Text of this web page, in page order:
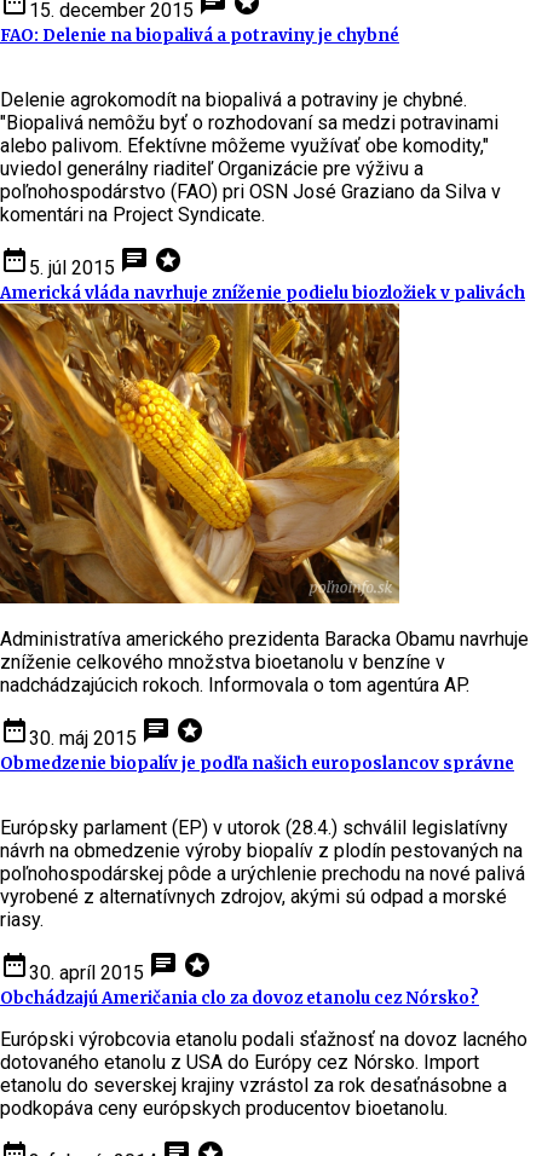
15. december 2015
FAO: Delenie na biopalivá a potraviny je chybné
Delenie agrokomodít na biopalivá a potraviny je chybné.
"Biopalivá nemôžu byť o rozhodovaní sa medzi potravinami
alebo palivom. Efektívne môžeme využívať obe komodity,"
uviedol generálny riaditeľ Organizácie pre výživu a
poľnohospodárstvo (FAO) pri OSN José Graziano da Silva v
komentári na Project Syndicate.
date_range 5. júl 2015 chat stars
Americká vláda navrhuje zníženie podielu biozložiek v palivách
Administratíva amerického prezidenta Baracka Obamu navrhuje
zníženie celkového množstva bioetanolu v benzíne v
nadchádzajúcich rokoch. Informovala o tom agentúra AP.
date_range30. máj 2015 chat stars
Obmedzenie biopalív je podľa našich europoslancov správne
Európsky parlament (EP) v utorok (28.4.) schválil legislatívny
návrh na obmedzenie výroby biopalív z plodín pestovaných na
poľnohospodárskej pôde a urýchlenie prechodu na nové palivá
vyrobené z alternatívnych zdrojov, akými sú odpad a morské
riasy.
date_range30. apríl 2015 chat stars
Obchádzajú Američania clo za dovoz etanolu cez Nórsko?
Európski výrobcovia etanolu podali sťažnosť na dovoz lacného
dotovaného etanolu z USA do Európy cez Nórsko. Import
etanolu do severskej krajiny vzrástol za rok desaťnásobne a
podkopáva ceny európskych producentov bioetanolu.